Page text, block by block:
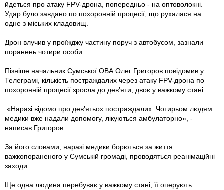
йдеться про атаку FPV-дрона, попередньо - на оптоволокні.
Удар було завдано по похоронній процесії, що рухалася на
одне з міських кладовищ.
Дрон влучив у проїжджу частину поруч з автобусом, зазнали
поранень чотири особи.
Пізніше начальник Сумської ОВА Олег Григоров повідомив у
Телеграмі, кількість постраждалих через атаку FPV-дрона по
похоронній процесії зросла до дев’яти, двоє у важкому стані.
«Наразі відомо про дев’ятьох постраждалих. Чотирьом людям
медики вже надали допомогу, лікуються амбулаторно», -
написав Григоров.
За його словами, наразі медики борються за життя
важкопораненого у Сумській громаді, проводяться реанімаційні
заходи.
Ще одна людина перебуває у важкому стані, її оперують.